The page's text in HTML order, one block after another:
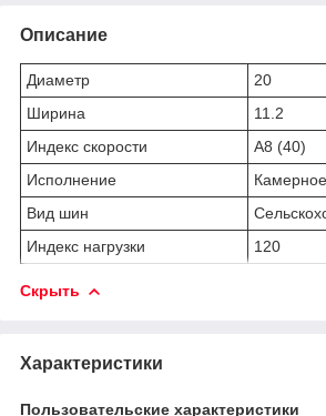
Описание
Диаметр
20
Ширина
11.2
Индекс скорости
A8 (40)
Исполнение
Камерное
Вид шин
Индекс нагрузки
120
Скрыть
Характеристики
Пользовательские характеристики